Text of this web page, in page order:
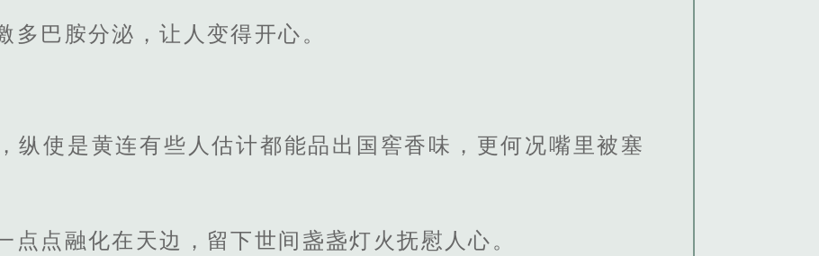
多巴胺分泌，让人变得开心。
纵使是黄连有些人估计都能品出国窖香味，更何况嘴里被塞
点点融化在天边，留下世间盏盏灯火抚慰人心。